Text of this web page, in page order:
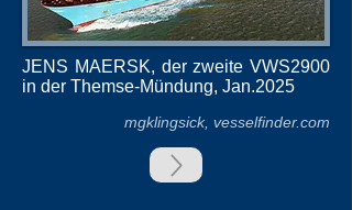
JENS MAERSK, der zweite VWS2900
in der Themse-Mündung, Jan.2025
mgklingsick, vesselfinder.com